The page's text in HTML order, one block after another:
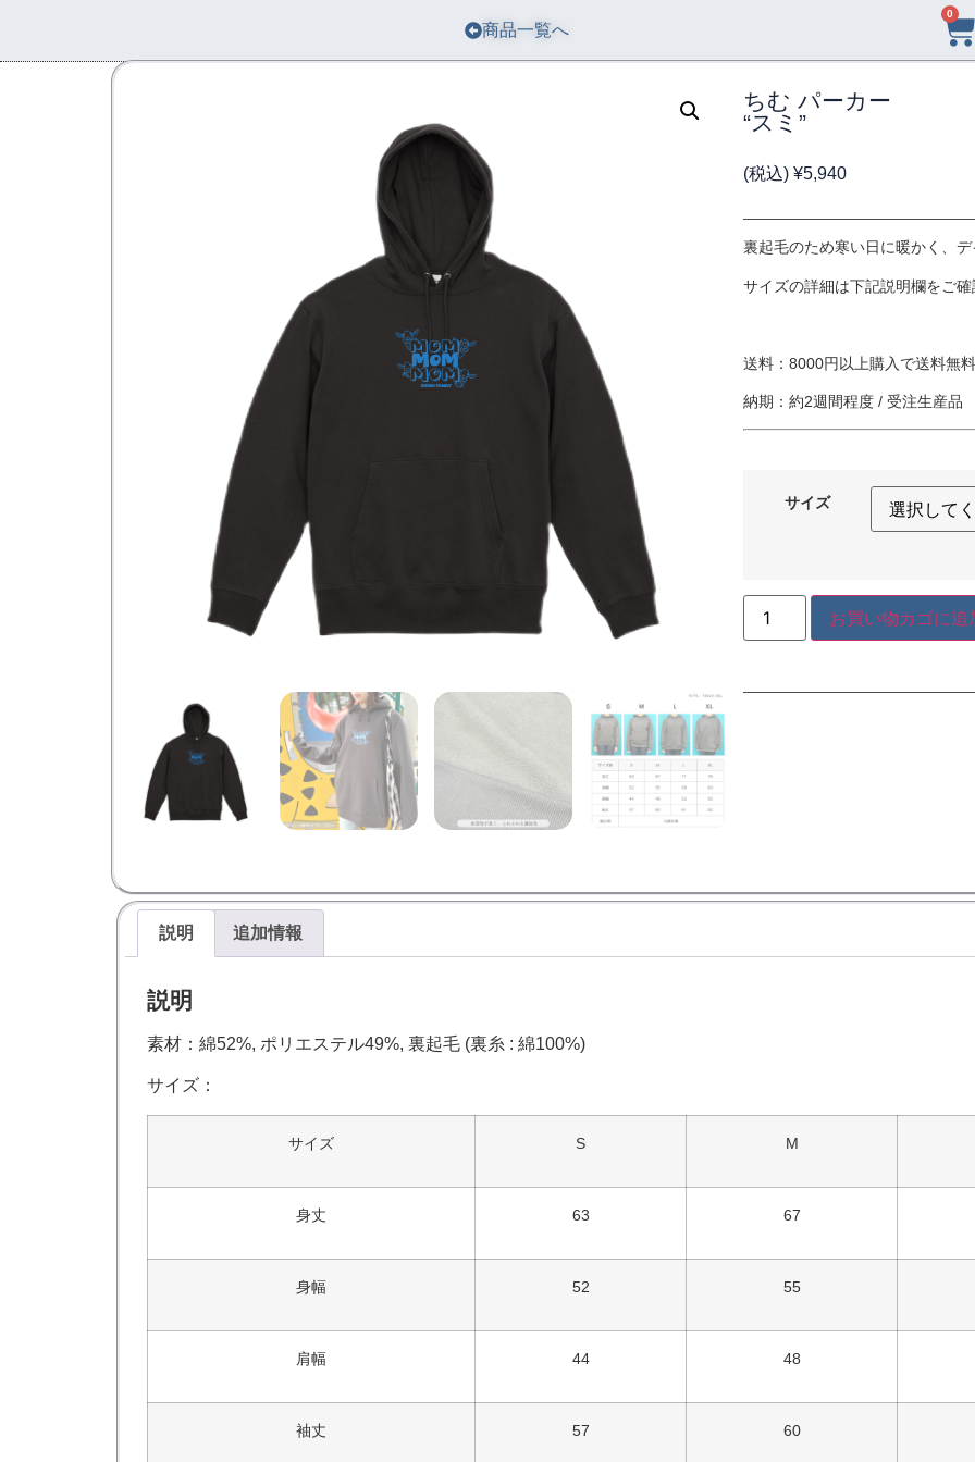
商品一覧へ
0
ちむ パーカー
“スミ”
(税込)¥5,940
裏起毛のため寒い日に暖かく、
サイズの詳細は下記説明欄をご
送料：8000円以上購入で送料無
納期：約2週間程度 / 受注生産品
サイズ
お買い物カゴに追
説明 追加情報
説明
素材：綿52%, ポリエステル49%, 裏起毛 (裏糸 : 綿100%)
サイズ：
サイズ S M
身丈 63 67
身幅 52 55
肩幅 44 48
袖丈 57 60